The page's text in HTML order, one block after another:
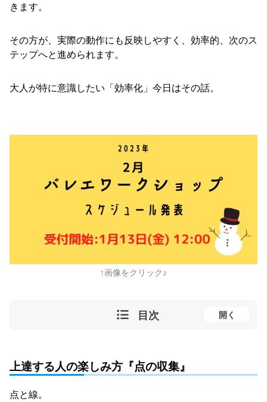
きます。
その方が、実際の動作にも反映しやすく、効率的、次のス
テップへと進められます。
大人が特に意識したい「効率化」今日はその話。
↑画像をクリック♪
目次 開く
上達する人の楽しみ方『点の収集』
点と線。